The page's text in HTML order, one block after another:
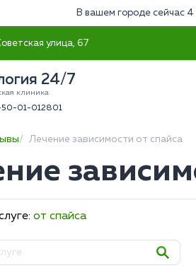
В вашем городе сейчас
улица, 67
24/7
клиника
01-012801
Лечение зависимости от спайса
от спайса